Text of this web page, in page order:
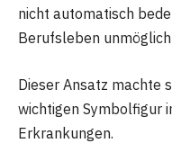
nicht automatisch
Berufsleben
Dieser Ansatz machte
wichtigen Symbolfigur
Erkrankungen.